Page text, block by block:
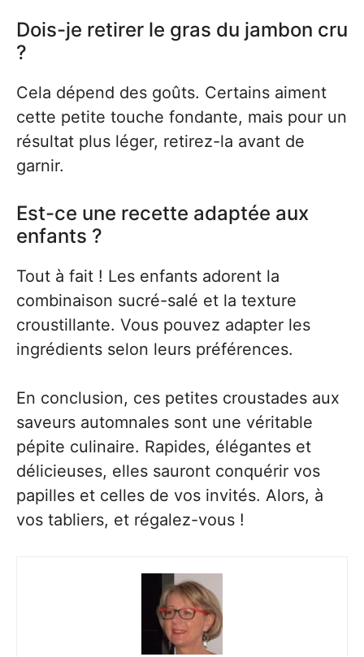
Dois-je retirer le gras du jambon cru
?
Cela dépend des goûts. Certains aiment
cette petite touche fondante, mais pour un
résultat plus léger, retirez-la avant de
garnir.
Est-ce une recette adaptée aux
enfants ?
Tout à fait ! Les enfants adorent la
combinaison sucré-salé et la texture
croustillante. Vous pouvez adapter les
ingrédients selon leurs préférences.
En conclusion, ces petites croustades aux
saveurs automnales sont une véritable
pépite culinaire. Rapides, élégantes et
délicieuses, elles sauront conquérir vos
papilles et celles de vos invités. Alors, à
vos tabliers, et régalez-vous !